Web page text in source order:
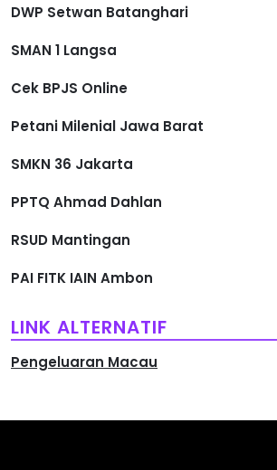
DWP Setwan Batanghari
SMAN 1 Langsa
Cek BPJS Online
Petani Milenial Jawa Barat
SMKN 36 Jakarta
PPTQ Ahmad Dahlan
RSUD Mantingan
PAI FITK IAIN Ambon
LINK ALTERNATIF
Pengeluaran Macau